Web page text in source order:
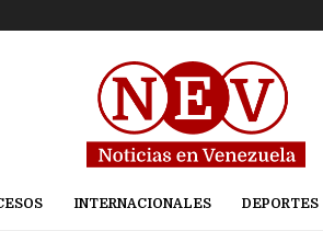
INTERNACIONALES DEPORTES